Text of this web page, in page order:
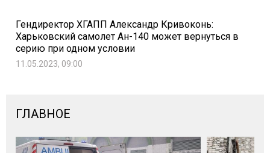
Гендиректор ХГАПП Александр Кривоконь:
Харьковский самолет Ан-140 может вернуться в
серию при одном условии
11.05.2023, 09:00
ГЛАВНОЕ